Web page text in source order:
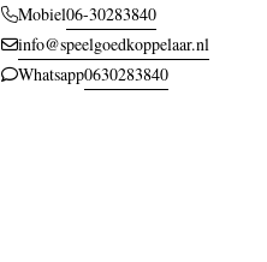
Mobiel06-30283840
info@speelgoedkoppelaar.nl
Whatsapp0630283840